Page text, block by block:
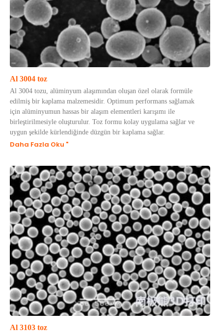
Al 3004 toz
Al 3004 tozu, alüminyum alaşımından oluşan özel olarak formüle
edilmiş bir kaplama malzemesidir. Optimum performans sağlamak
için alüminyumun hassas bir alaşım elementleri karışımı ile
birleştirilmesiyle oluşturulur. Toz formu kolay uygulama sağlar ve
uygun şekilde kürlendiğinde düzgün bir kaplama sağlar.
Daha Fazla Oku "
Al 3103 toz